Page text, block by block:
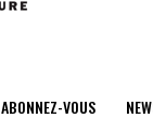
ABONNEZ-VOUS